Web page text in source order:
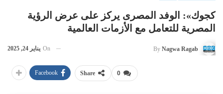
كجوك»: الوفد المصرى يركز على عرض الرؤية
المصرية للتعامل مع الأزمات العالمية
By Nagwa Ragab
On يناير 24, 2025
0
Share
Facebook